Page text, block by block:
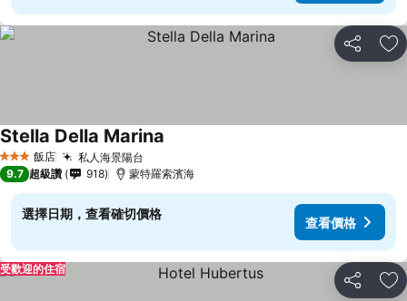
分享 加
3 星級 飯店 私人海景陽台
Stella Della Marina
9.7 超級讚 918 蒙特羅索濱海
選擇日期，查看確切價格
查看價格
分享 加
受歡迎的住宿